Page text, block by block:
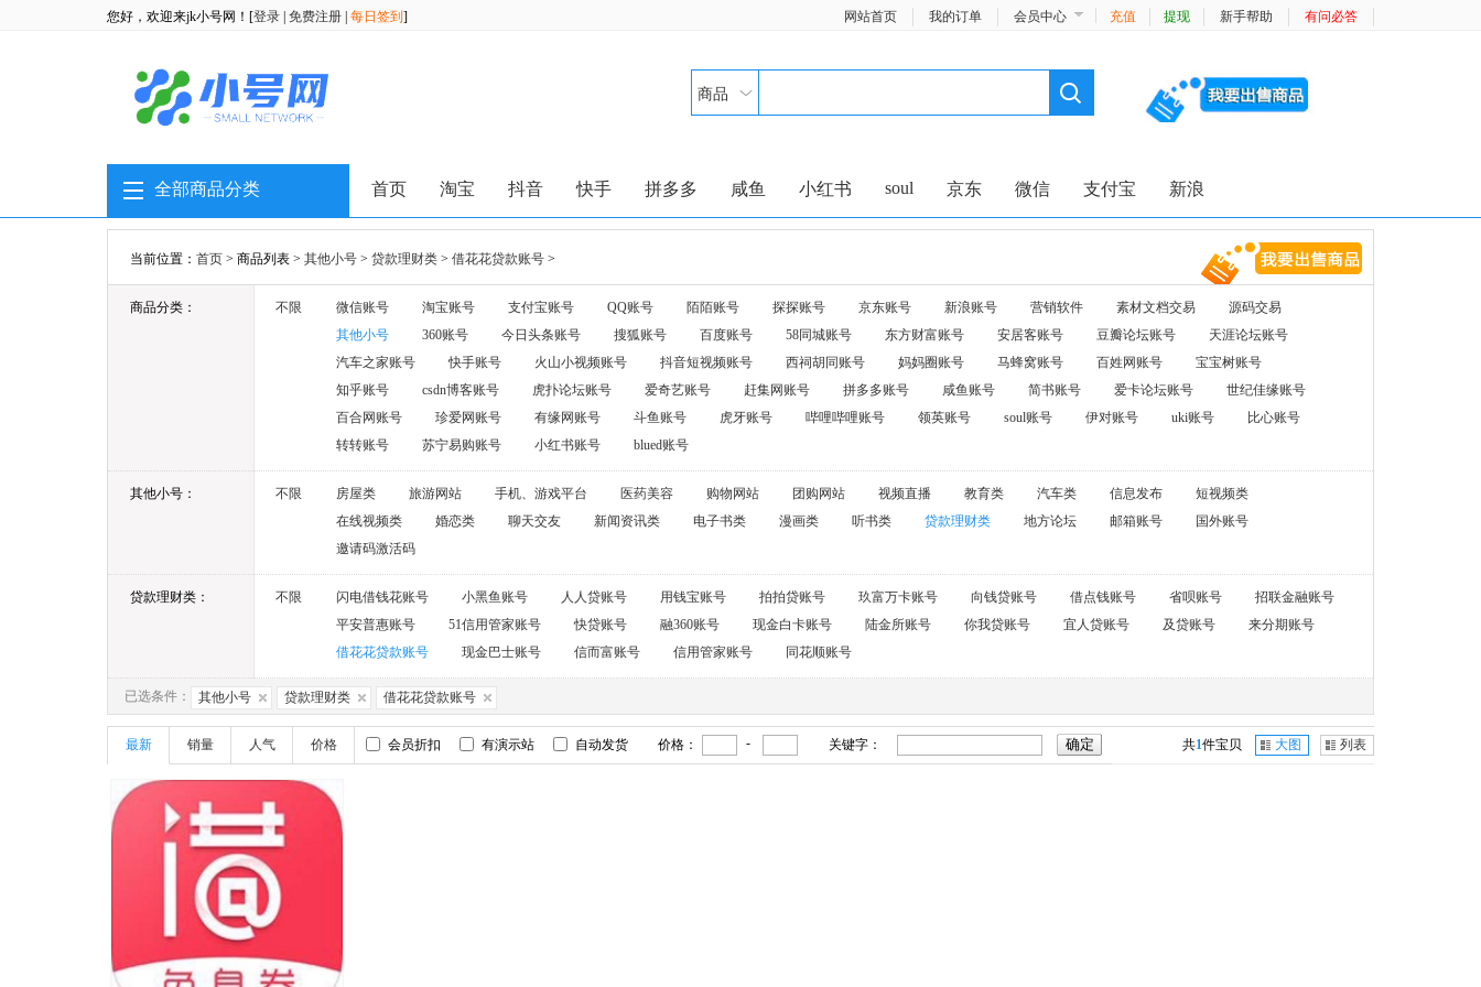
您好，欢迎来jk小号网！[登录 免费注册 每日签到 ] 网站首页 我的订单 会员中心 充值 提现 新手帮助 有问必答
商品
全部商品分类 首页 淘宝 抖音 快手 拼多多 咸鱼 小红书 soul 京东 微信 支付宝 新浪
当前位置： 首页 > 商品列表 > 其他小号 > 贷款理财类 > 借花花贷款账号 >
商品分类： 不限 微信账号 淘宝账号 支付宝账号 QQ账号 陌陌账号 探探账号 京东账号 新浪账号 营销软件 素材文档交易
源码交易
其他小号
360账号 今日头条账号 搜狐账号 百度账号 58同城账号 东方财富账号 安居客账号 豆瓣论坛账号
天涯论坛账号
汽车之家账号
快手账号 火山小视频账号 抖音短视频账号 西祠胡同账号 妈妈圈账号 马蜂窝账号 百姓网账号
宝宝树账号
知乎账号
csdn博客账号 虎扑论坛账号 爱奇艺账号 赶集网账号 拼多多账号 咸鱼账号 简书账号 爱卡论坛账号
世纪佳缘账号
百合网账号
珍爱网账号 有缘网账号 斗鱼账号 虎牙账号 哔哩哔哩账号 领英账号 soul账号 伊对账号 uki账号
比心账号
转转账号
苏宁易购账号 小红书账号 blued账号
其他小号： 不限 房屋类 旅游网站 手机、游戏平台 医药美容 购物网站 团购网站 视频直播 教育类 汽车类 信息发布
短视频类
在线视频类
婚恋类 聊天交友 新闻资讯类 电子书类 漫画类 听书类 贷款理财类 地方论坛 邮箱账号
国外账号
邀请码激活码
贷款理财类： 不限 闪电借钱花账号 小黑鱼账号 人人贷账号 用钱宝账号 拍拍贷账号 玖富万卡账号 向钱贷账号 借点钱账号 省呗账号
招联金融账号
平安普惠账号
51信用管家账号 快贷账号 融360账号 现金白卡账号 陆金所账号 你我贷账号 宜人贷账号 及贷账号
来分期账号
借花花贷款账号
现金巴士账号 信而富账号 信用管家账号 同花顺账号
已选条件： 其他小号 贷款理财类 借花花贷款账号
最新 销量 人气 价格 会员折扣 有演示站 自动发货 价格： - 关键字： 共1件宝贝 列表
大图